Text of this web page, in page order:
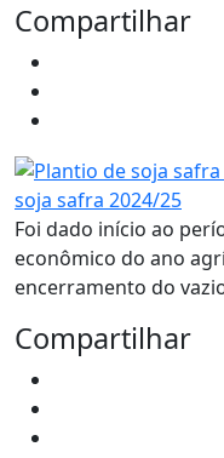
Compartilhar
soja safra 2024/25
Foi dado início ao
econômico do ano
encerramento do
Compartilhar